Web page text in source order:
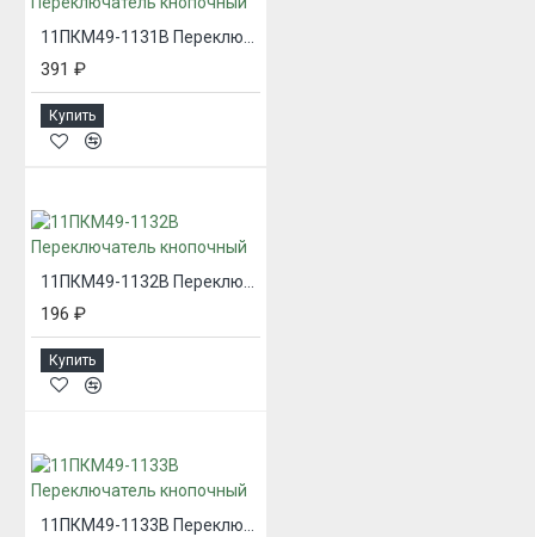
391 ₽
Купить
196 ₽
Купить
11ПКМ49-1133В Переключатель кнопочный